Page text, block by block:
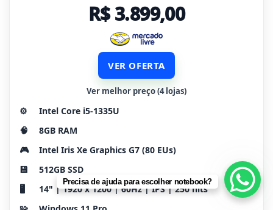
R$ 3.899,00
VER OFERTA
Ver melhor preço (4 lojas)
⚙️
Intel Core i5-1335U
🧠
8GB RAM
🎮
Intel Iris Xe Graphics G7 (80 EUs)
💾
512GB SSD
🖥️
14" | 1920 x 1200 | 60Hz | IPS | 250 nits
Precisa de ajuda para escolher notebook?